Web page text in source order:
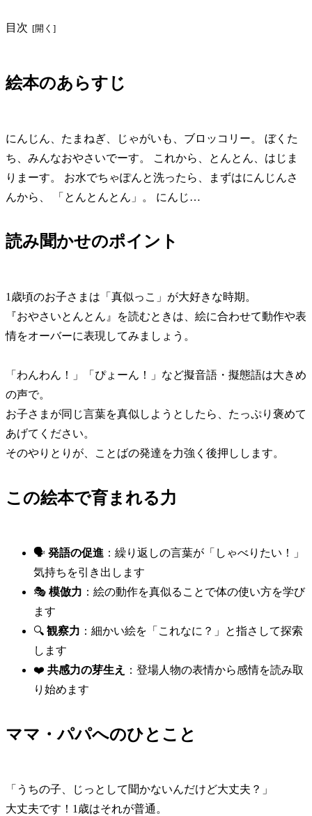
目次
絵本のあらすじ
にんじん、たまねぎ、じゃがいも、ブロッコリー。 ぼくた
ち、みんなおやさいでーす。 これから、とんとん、はじま
りまーす。 お水でちゃぽんと洗ったら、まずはにんじんさ
んから、 「とんとんとん」。 にんじ…
読み聞かせのポイント
1歳頃のお子さまは「真似っこ」が大好きな時期。
『おやさいとんとん』を読むときは、絵に合わせて動作や表
情をオーバーに表現してみましょう。
「わんわん！」「ぴょーん！」など擬音語・擬態語は大きめ
の声で。
お子さまが同じ言葉を真似しようとしたら、たっぷり褒めて
あげてください。
そのやりとりが、ことばの発達を力強く後押しします。
この絵本で育まれる力
🗣️ 発語の促進 ：繰り返しの言葉が「しゃべりたい！」
気持ちを引き出します
🎭 模倣力 ：絵の動作を真似ることで体の使い方を学び
ます
🔍 観察力 ：細かい絵を「これなに？」と指さして探索
します
❤️ 共感力の芽生え
：登場人物の表情から感情を読み取
り始めます
ママ・パパへのひとこと
「うちの子、じっとして聞かないんだけど大丈夫？」
大丈夫です！1歳はそれが普通。